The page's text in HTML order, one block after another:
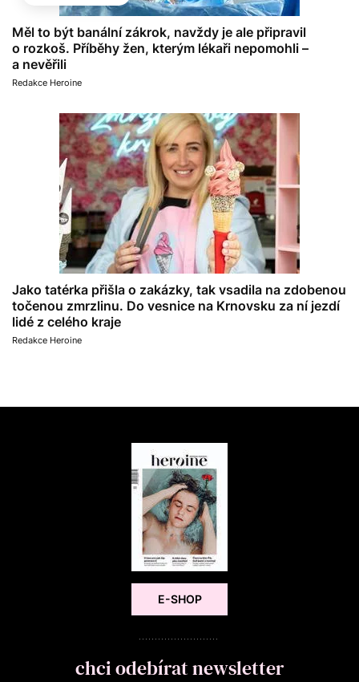
Měl to být banální zákrok, navždy je ale připravil
o rozkoš. Příběhy žen, kterým lékaři nepomohli –
a nevěřili
Redakce Heroine
Jako tatérka přišla o zakázky, tak vsadila na zdobenou
točenou zmrzlinu. Do vesnice na Krnovsku za ní jezdí
lidé z celého kraje
Redakce Heroine
E-SHOP
chci odebírat newsletter